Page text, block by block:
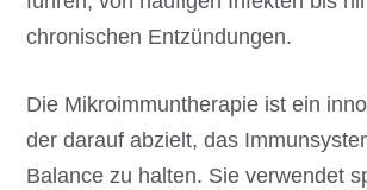
chronischen Entzündungen.
Die Mikroimmuntherapie ist ein
der darauf abzielt, das
Balance zu halten. Sie verwendet